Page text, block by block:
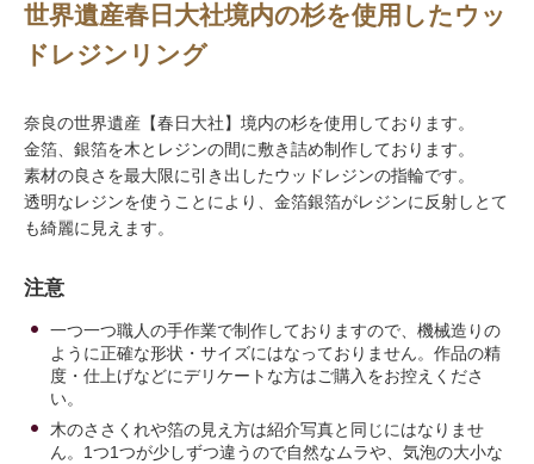
世界遺産春日大社境内の杉を使用したウッ
ドレジンリング
奈良の世界遺産【春日大社】境内の杉を使用しております。
金箔、銀箔を木とレジンの間に敷き詰め制作しております。
素材の良さを最大限に引き出したウッドレジンの指輪です。
透明なレジンを使うことにより、金箔銀箔がレジンに反射しとて
も綺麗に見えます。
注意
一つ一つ職人の手作業で制作しておりますので、機械造りの
ように正確な形状・サイズにはなっておりません。作品の精
度・仕上げなどにデリケートな方はご購入をお控えくださ
い。
木のささくれや箔の見え方は紹介写真と同じにはなりませ
ん。1つ1つが少しずつ違うので自然なムラや、気泡の大小な